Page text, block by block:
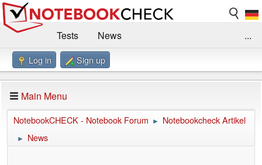
Tests
News
Benchmarks / Technik
Forum
Impressum
...
Log in Sign up
Main Menu
NotebookCHECK - Notebook Forum ► Notebookcheck Artikel
► News